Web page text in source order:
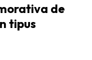
de
tipus